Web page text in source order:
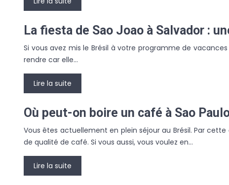
La fiesta de Sao Joao à Salvador :
Si vous avez mis le Brésil à votre programme de
rendre car elle…
Lire la suite
Où peut-on boire un café à Sao
Vous êtes actuellement en plein séjour au Brésil. Par
de qualité de café. Si vous aussi, vous voulez en…
Lire la suite